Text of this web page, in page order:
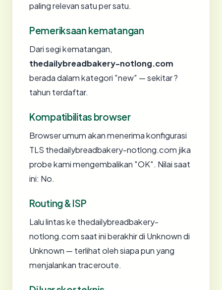
paling relevan satu per satu.
Pemeriksaan kematangan
Dari segi kematangan,
thedailybreadbakery-notlong.com
berada dalam kategori "new" — sekitar ?
tahun terdaftar.
Kompatibilitas browser
Browser umum akan menerima konfigurasi
TLS thedailybreadbakery-notlong.com jika
probe kami mengembalikan "OK". Nilai saat
ini: No.
Routing & ISP
Lalu lintas ke thedailybreadbakery-
notlong.com saat ini berakhir di Unknown di
Unknown — terlihat oleh siapa pun yang
menjalankan traceroute.